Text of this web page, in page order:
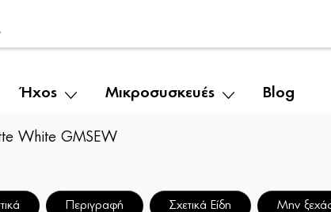
Ήχος Μικροσυσκευές Blog
White GMSEW
Περιγραφή Σχετικά Είδη Μην